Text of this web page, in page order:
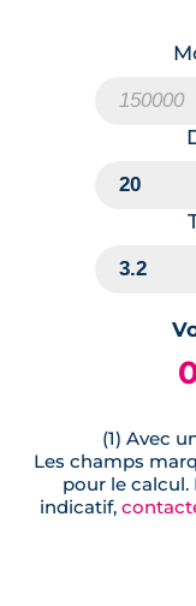
(1) Avec
Les champs
pour le
indicatif,